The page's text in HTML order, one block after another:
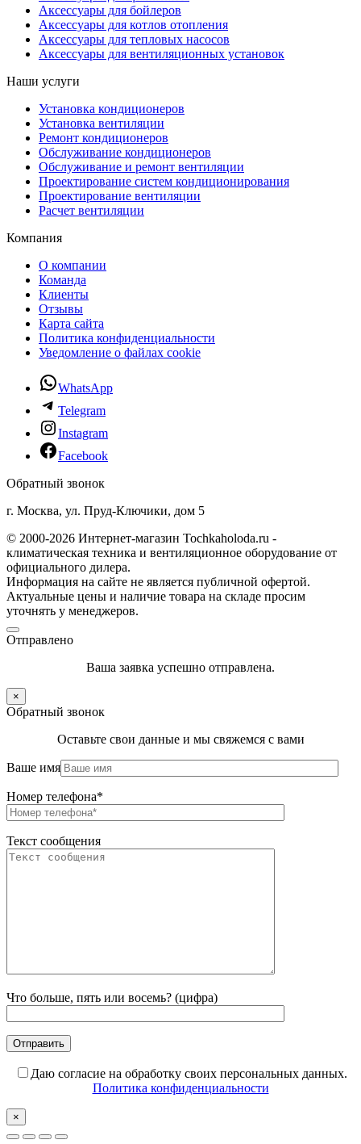
Аксессуары для бойлеров
Аксессуары для котлов отопления
Аксессуары для тепловых насосов
Аксессуары для вентиляционных установок
Наши услуги
Установка кондиционеров
Установка вентиляции
Ремонт кондиционеров
Обслуживание кондиционеров
Обслуживание и ремонт вентиляции
Проектирование систем кондиционирования
Проектирование вентиляции
Расчет вентиляции
Компания
О компании
Команда
Клиенты
Отзывы
Карта сайта
Политика конфиденциальности
Уведомление о файлах cookie
WhatsApp
Telegram
Instagram
Facebook
Обратный звонок
г. Москва, ул. Пруд-Ключики, дом 5
© 2000-2026 Интернет-магазин Tochkaholoda.ru -
климатическая техника и вентиляционное оборудование от
официального дилера.
Информация на сайте не является публичной офертой.
Актуальные цены и наличие товара на складе просим
уточнять у менеджеров.
Отправлено
Ваша заявка успешно отправлена.
×
Обратный звонок
Оставьте свои данные и мы свяжемся с вами
Ваше имя
Номер телефона*
Текст сообщения
Что больше, пять или восемь? (цифра)
Даю согласие на обработку своих персональных данных.
Политика конфиденциальности
×